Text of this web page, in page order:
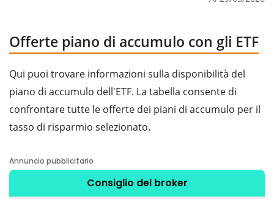
Offerte piano di accumulo con gli ETF
Qui puoi trovare informazioni sulla disponibilità del
piano di accumulo dell'ETF. La tabella consente di
confrontare tutte le offerte dei piani di accumulo per il
tasso di risparmio selezionato.